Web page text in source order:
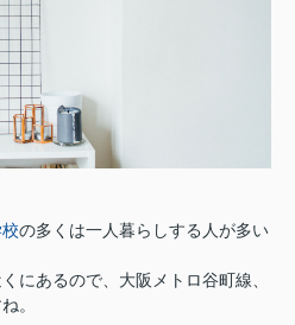
の多くは一人暮らしする人が多い
にあるので、大阪メトロ谷町線、
。